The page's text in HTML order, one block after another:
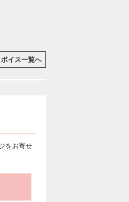
イス一覧へ
をお寄せ